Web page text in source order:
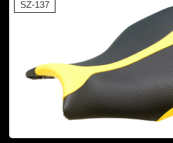
SZ-137